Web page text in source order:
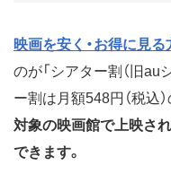
映画を安く・お得に見る
のが「シアター割（旧au
ー割は月額548円（税込
対象の映画館で上映さ
できます。